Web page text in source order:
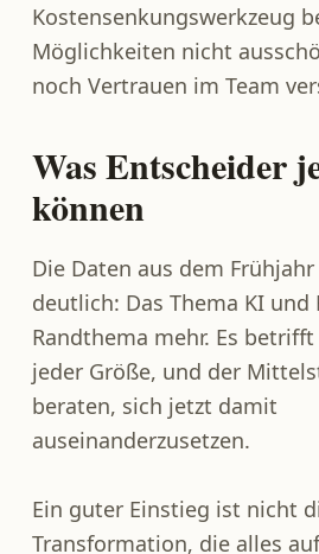
Kostensenkungswerkzeug
Möglichkeiten nicht
noch Vertrauen im Team
Was Entscheider
können
Die Daten aus dem
deutlich: Das Thema KI
Randthema mehr. Es
jeder Größe, und der
beraten, sich jetzt damit
auseinanderzusetzen.
Ein guter Einstieg ist nicht
Transformation, die alles